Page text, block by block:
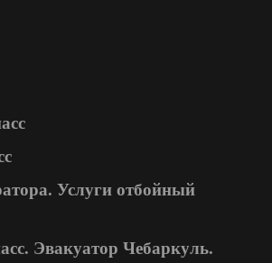
Услуги отбойный
Эвакуатор Чебаркуль.